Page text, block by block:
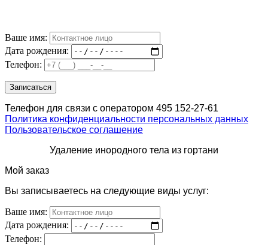
Ваше имя:
Дата рождения:
Телефон:
Телефон для связи с оператором 495 152-27-61
Политика конфиденциальности персональных данных
Пользовательское соглашение
Удаление инородного тела из гортани
Мой заказ
Вы записываетесь на следующие виды услуг:
Ваше имя:
Дата рождения:
Телефон: